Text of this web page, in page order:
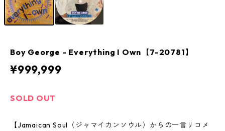
Boy George - Everything I Own【7-20781】
¥999,999
SOLD OUT
【Jamaican Soul（ジャマイカンソウル）からの一言リコメ